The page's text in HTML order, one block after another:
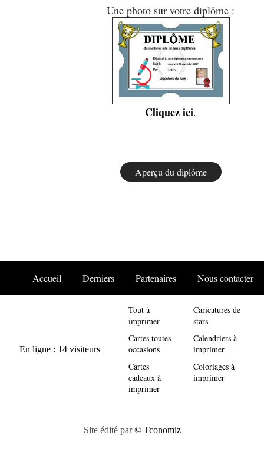
Une photo sur votre diplôme :
Cliquez ici.
Accueil Derniers Partenaires Nous contacter
Tout à
imprimer
Cartes toutes
occasions
Cartes
cadeaux à
imprimer
Caricatures de
stars
Calendriers à
imprimer
Coloriages à
imprimer
Site édité par© Tconomiz